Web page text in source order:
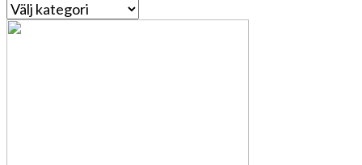
Kategorier